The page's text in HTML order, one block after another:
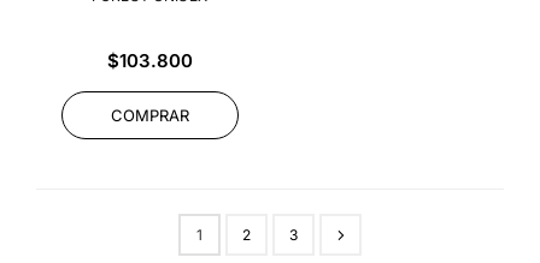
Precio
$103.800
COMPRAR
1 2 3